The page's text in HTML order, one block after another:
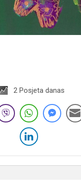
2 Posjeta danas